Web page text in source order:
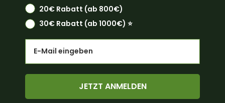
20€ Rabatt (ab 800€)
30€ Rabatt (ab 1000€) ⭐️
JETZT ANMELDEN